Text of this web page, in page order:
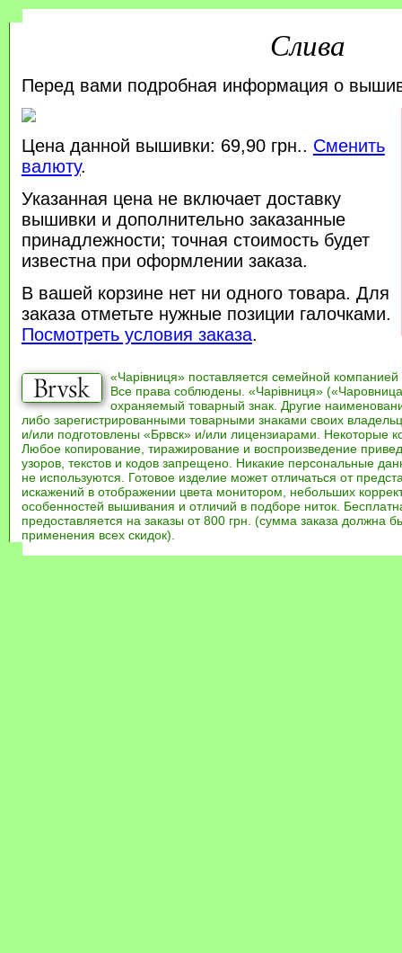
Слива
Перед вами подробная информация о
Цена данной вышивки: 69,90 грн.. Сменить
валюту.
Указанная цена не включает доставку
вышивки и дополнительно заказанные
принадлежности; точная стоимость будет
известна при оформлении заказа.
В вашей корзине нет ни одного товара. Для
заказа отметьте нужные позиции галочками.
Посмотреть условия заказа.
«Чарівниця» поставляется семейной компанией
Все права соблюдены. «Чарівниця»
охраняемый товарный знак. Другие
либо зарегистрированными товарными знаками своих
и/или подготовлены «Брвск» и/или лицензиарами. Некоторые
Любое копирование, тиражирование и воспроизведение
узоров, текстов и кодов запрещено. Никакие персональные
не используются. Готовое изделие может отличаться от
искажений в отображении цвета монитором, небольших
особенностей вышивания и отличий в подборе ниток.
предоставляется на заказы от 800 грн. (сумма заказа должна
применения всех скидок).